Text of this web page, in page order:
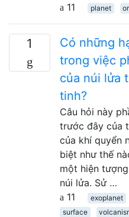
11
planet
1
Có những
trong việc
của núi lửa
tinh?
Câu hỏi này
trước đây của
của khí quyển
biệt như thế
một hiện
núi lửa. Sử …
11
exoplanet
surface